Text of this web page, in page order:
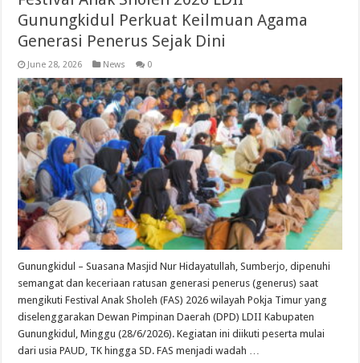
Gunungkidul Perkuat Keilmuan Agama
Generasi Penerus Sejak Dini
June 28, 2026 News 0
Gunungkidul – Suasana Masjid Nur Hidayatullah, Sumberjo, dipenuhi
semangat dan keceriaan ratusan generasi penerus (generus) saat
mengikuti Festival Anak Sholeh (FAS) 2026 wilayah Pokja Timur yang
diselenggarakan Dewan Pimpinan Daerah (DPD) LDII Kabupaten
Gunungkidul, Minggu (28/6/2026). Kegiatan ini diikuti peserta mulai
dari usia PAUD, TK hingga SD. FAS menjadi wadah …